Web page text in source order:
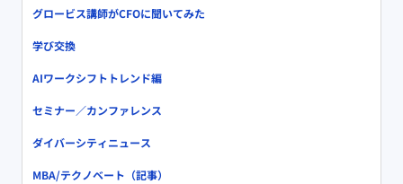
グロービス講師がCFOに聞いてみた
学び交換
AIワークシフトトレンド編
セミナー／カンファレンス
ダイバーシティニュース
MBA/テクノベート（記事）